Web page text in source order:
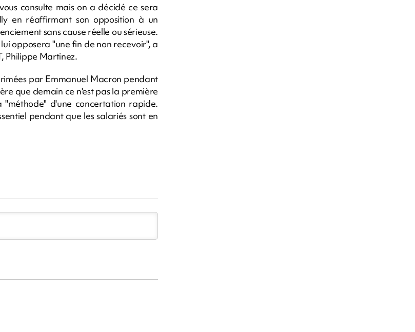
consulte mais on a décidé ce sera
en réaffirmant son opposition à un
sans cause réelle ou sérieuse.
opposera "une fin de non recevoir", a
Philippe Martinez.
par Emmanuel Macron pendant
que demain ce n'est pas la première
d'une concertation rapide.
pendant que les salariés sont en